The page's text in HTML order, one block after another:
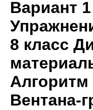
Вариант
8 класс
Алгоритм
Вентана-